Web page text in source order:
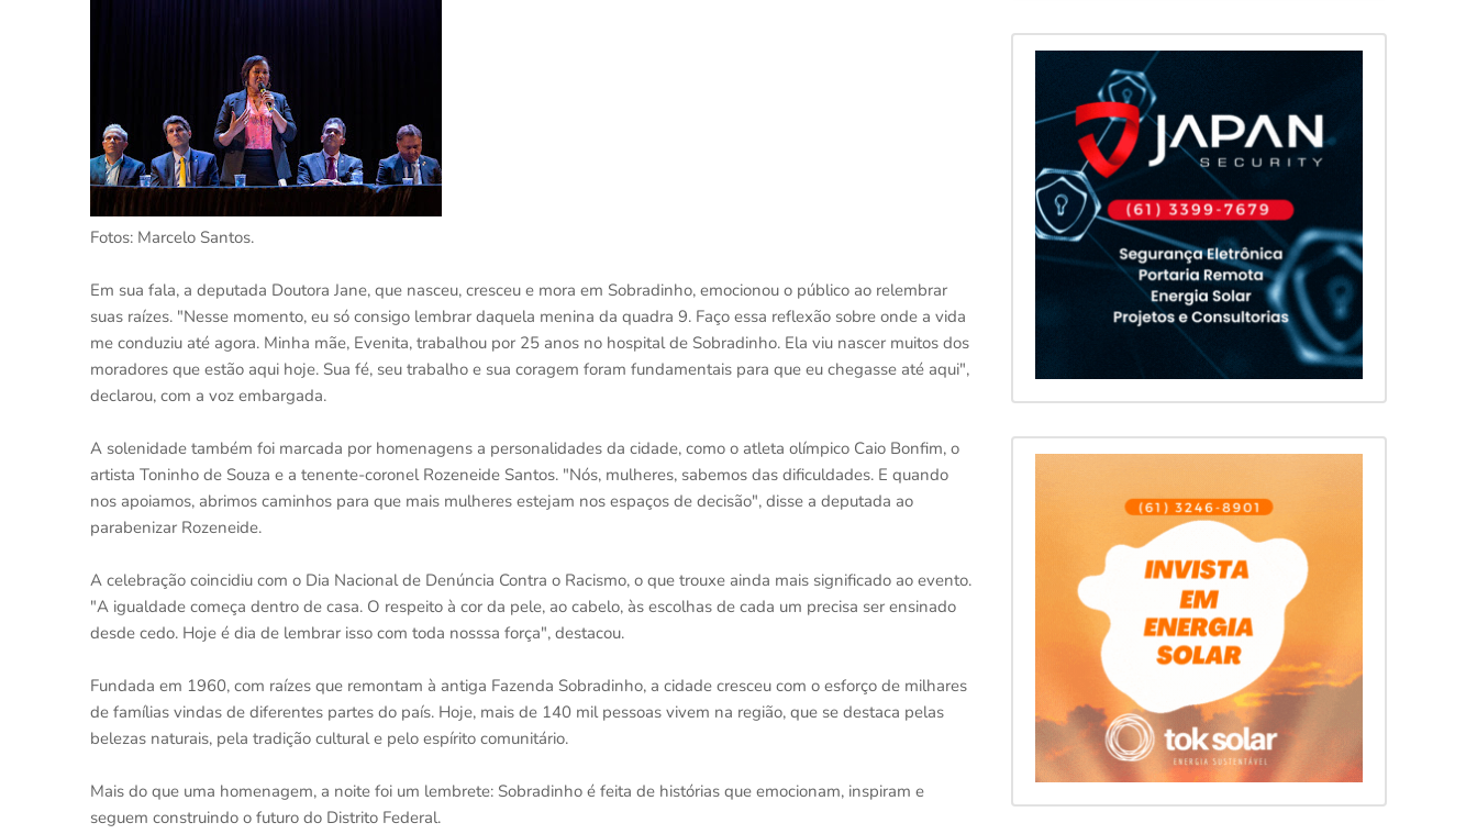
Fotos: Marcelo Santos.
Em sua fala, a deputada Doutora Jane, que nasceu, cresceu e mora em Sobradinho, emocionou o público ao relembrar
suas raízes. "Nesse momento, eu só consigo lembrar daquela menina da quadra 9. Faço essa reflexão sobre onde a vida
me conduziu até agora. Minha mãe, Evenita, trabalhou por 25 anos no hospital de Sobradinho. Ela viu nascer muitos dos
moradores que estão aqui hoje. Sua fé, seu trabalho e sua coragem foram fundamentais para que eu chegasse até aqui",
declarou, com a voz embargada.
A solenidade também foi marcada por homenagens a personalidades da cidade, como o atleta olímpico Caio Bonfim, o
artista Toninho de Souza e a tenente-coronel Rozeneide Santos. "Nós, mulheres, sabemos das dificuldades. E quando
nos apoiamos, abrimos caminhos para que mais mulheres estejam nos espaços de decisão", disse a deputada ao
parabenizar Rozeneide.
A celebração coincidiu com o Dia Nacional de Denúncia Contra o Racismo, o que trouxe ainda mais significado ao evento.
"A igualdade começa dentro de casa. O respeito à cor da pele, ao cabelo, às escolhas de cada um precisa ser ensinado
desde cedo. Hoje é dia de lembrar isso com toda nosssa força", destacou.
Fundada em 1960, com raízes que remontam à antiga Fazenda Sobradinho, a cidade cresceu com o esforço de milhares
de famílias vindas de diferentes partes do país. Hoje, mais de 140 mil pessoas vivem na região, que se destaca pelas
belezas naturais, pela tradição cultural e pelo espírito comunitário.
Mais do que uma homenagem, a noite foi um lembrete: Sobradinho é feita de histórias que emocionam, inspiram e
seguem construindo o futuro do Distrito Federal.